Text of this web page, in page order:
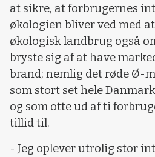
at sikre, at forbrugernes
økologien bliver ved med
økologisk landbrug også
bryste sig af at have
brand; nemlig det røde Ø-
som stort set hele
og som otte ud af ti
tillid til.
- Jeg oplever utrolig stor